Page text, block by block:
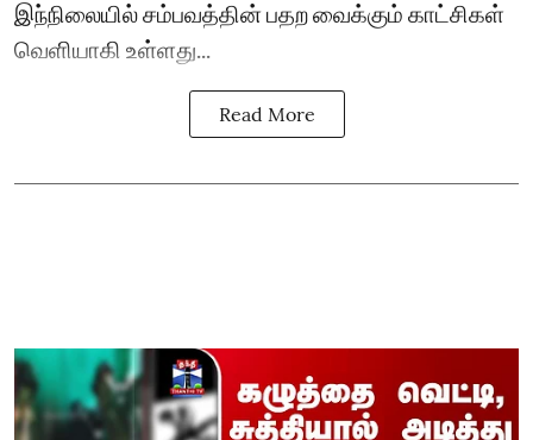
இந்நிலையில் சம்பவத்தின் பதற வைக்கும் காட்சிகள்
வெளியாகி உள்ளது...
Read More